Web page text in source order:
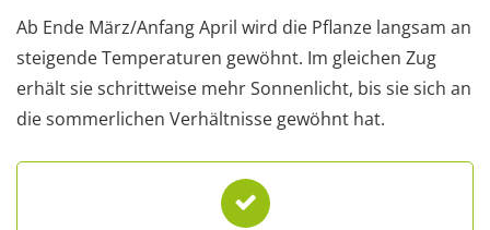
Ab Ende März/Anfang April wird die Pflanze langsam an
steigende Temperaturen gewöhnt. Im gleichen Zug
erhält sie schrittweise mehr Sonnenlicht, bis sie sich an
die sommerlichen Verhältnisse gewöhnt hat.